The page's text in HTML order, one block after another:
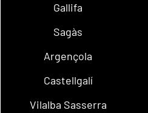
Gallifa
Sagàs
Argençola
Castellgalí
Vilalba Sasserra